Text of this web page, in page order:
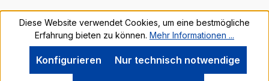
Diese Website verwendet Cookies, um eine bestmögliche
Erfahrung bieten zu können. Mehr Informationen ...
Nur technisch notwendige
Konfigurieren